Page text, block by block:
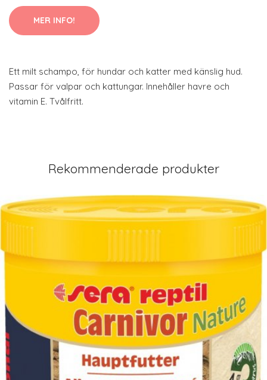
MER INFO!
Ett milt schampo, för hundar och katter med känslig hud.
Passar för valpar och kattungar. Innehåller havre och
vitamin E. Tvålfritt.
Rekommenderade produkter